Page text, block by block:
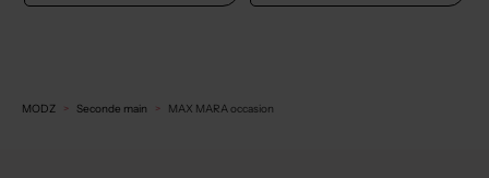
MODZ Seconde main MAX MARA occasion